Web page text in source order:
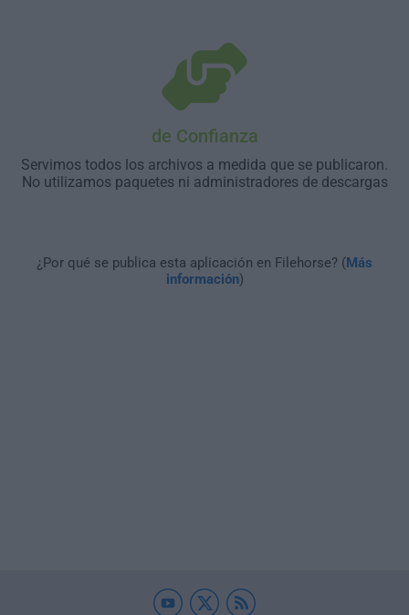
de Confianza
Servimos todos los archivos a medida que se publicaron.
No utilizamos paquetes ni administradores de descargas
¿Por qué se publica esta aplicación en Filehorse? (Más
información)